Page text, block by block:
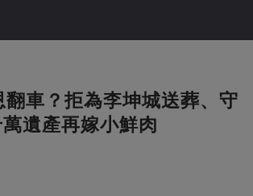
翻車？拒為李坤城送葬、守
遺產再嫁小鮮肉